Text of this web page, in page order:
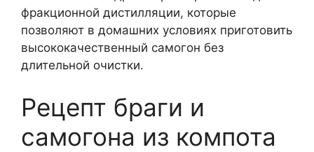
фракционной дистилляции, которые
позволяют в домашних условиях приготовить
высококачественный самогон без
длительной очистки.
Рецепт браги и
самогона из компота